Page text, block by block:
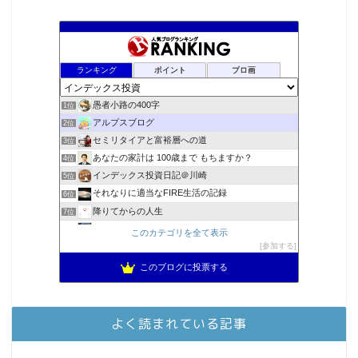
ランキング ポイント ブロ画
1位 愚者小路の400字
2位 アルプスブログ
3位 セミリタイアと富裕層への道
4位 あなたの家計は 100歳まで もちますか？
5位 インデックス投資日記＠川崎
6位 それなりに適当なFIRE生活の記録
7位 降りてからの人生
2023年(46歳)FIRE！！！＠20XX年FIRE！！！
スパコンSEが効率的投資で一家セミリタイアするブログ
11位 MBAのインデックス投資日記
お金に困らない生活（インデックス投資ブログ）
このカテゴリを全て表示
参加する
このブログに投票する
よく読まれている記事